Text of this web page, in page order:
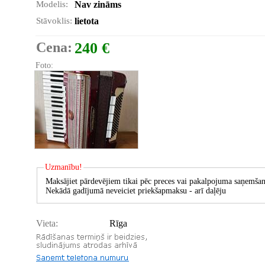
Modelis: Nav zināms
Stāvoklis: lietota
Cena: 240 €
Foto:
Uzmanību!
Maksājiet pārdevējiem tikai pēc preces vai pakalpojuma
Nekādā gadījumā neveiciet priekšapmaksu - arī daļēju
Vieta: Rīga